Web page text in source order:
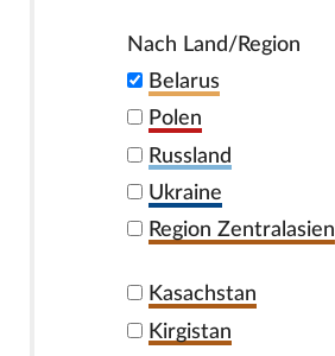
Nach Land/Region
Belarus
Polen
Russland
Ukraine
Region Zentralasien
Kasachstan
Kirgistan